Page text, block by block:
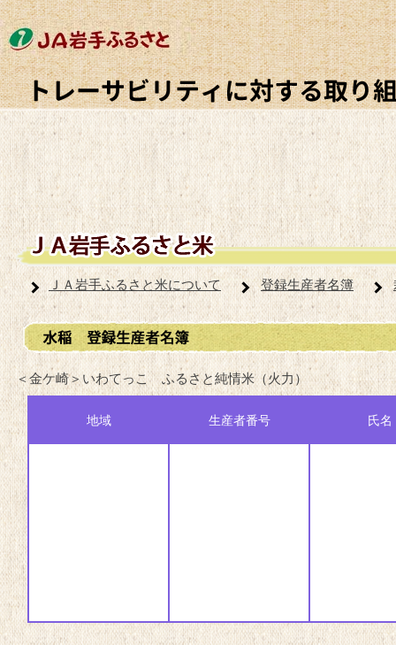
ＪＡ岩手ふるさと米について 登録生産者名簿
＜金ケ崎＞いわてっこ ふるさと純情米（火力）
地域 生産者番号 氏名